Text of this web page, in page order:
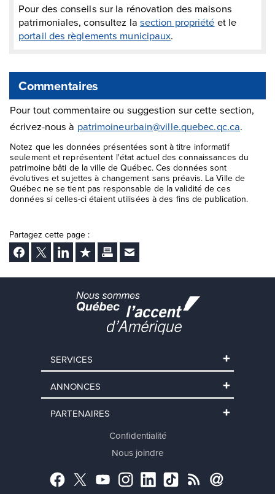
Pour des conseils sur la rénovation des maisons
patrimoniales, consultez la section propriété et le
portail des règlements municipaux.
Commentaires
Pour tout commentaire ou suggestion sur cette section,
écrivez-nous à patrimoineurbain@ville.quebec.qc.ca.
Notez que les données présentées sont à titre informatif
seulement et représentent l'état actuel des connaissances du
patrimoine bâti de la ville de Québec. Ces données sont
évolutives et sujettes à changement sans préavis. La Ville de
Québec ne se tient pas responsable de la validité de ces
données si celles-ci étaient utilisées à des fins de publication.
Partagez cette page :
Facebook
Twitter LinkedInAjouter aux favoris
ImprimerEnvoyer Ã un ami
SERVICES
ANNONCES
PARTENAIRES
Confidentialité
Nous joindre
Facebook
TwitterYouTubeInstagram
LinkedInTikTokRSS Abonnement